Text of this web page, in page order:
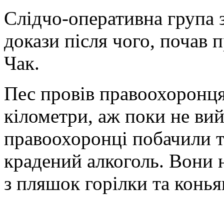
Слідчо-оперативна група
докази після чого, почав
Чак.
Пес провів
кілометри, аж поки не
правоохоронці побачили
крадений алкоголь. Вони
з пляшок горілки та